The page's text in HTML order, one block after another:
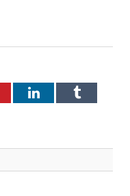
LinkedInTumblr